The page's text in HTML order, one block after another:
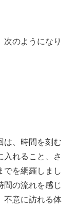
次のようになり
は、時間を刻む
入れること、さ
でを網羅しまし
間の流れを感じ
不意に訪れる体